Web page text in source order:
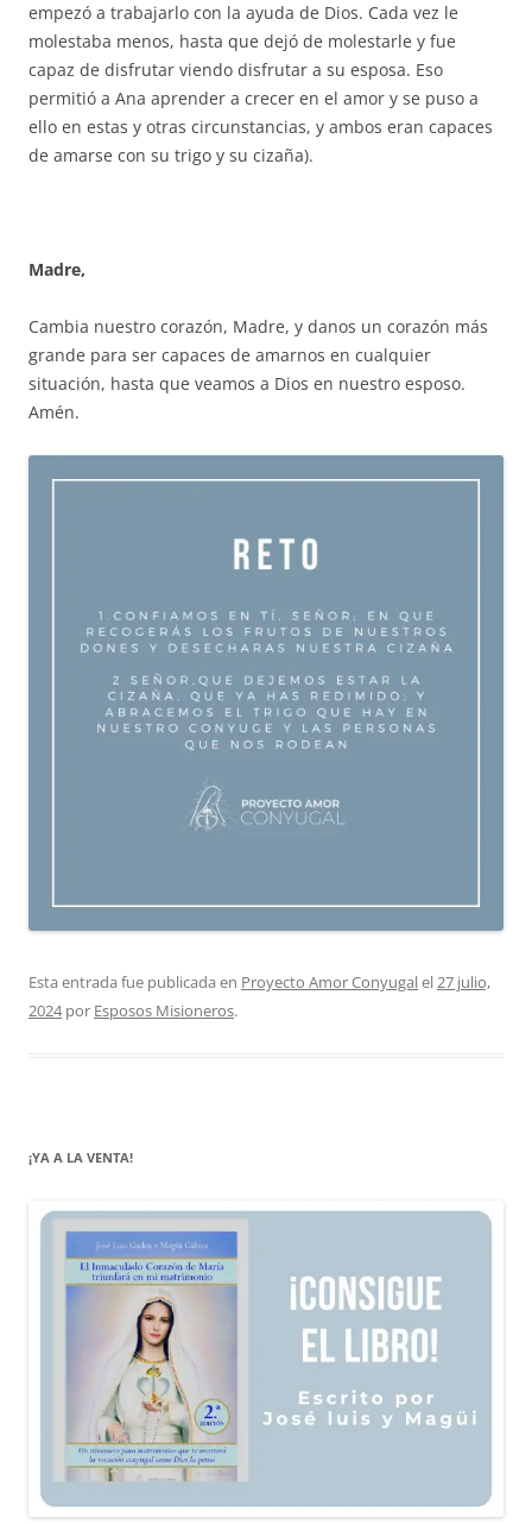
empezó a trabajarlo con la ayuda de Dios. Cada vez le
molestaba menos, hasta que dejó de molestarle y fue
capaz de disfrutar viendo disfrutar a su esposa. Eso
permitió a Ana aprender a crecer en el amor y se puso a
ello en estas y otras circunstancias, y ambos eran capaces
de amarse con su trigo y su cizaña).
Madre,
Cambia nuestro corazón, Madre, y danos un corazón más
grande para ser capaces de amarnos en cualquier
situación, hasta que veamos a Dios en nuestro esposo.
Amén.
Esta entrada fue publicada en Proyecto Amor Conyugalel27 julio,
2024por Esposos Misioneros.
¡YA A LA VENTA!